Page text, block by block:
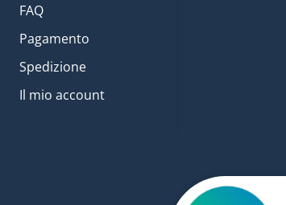
FAQ
Pagamento
Spedizione
Il mio account